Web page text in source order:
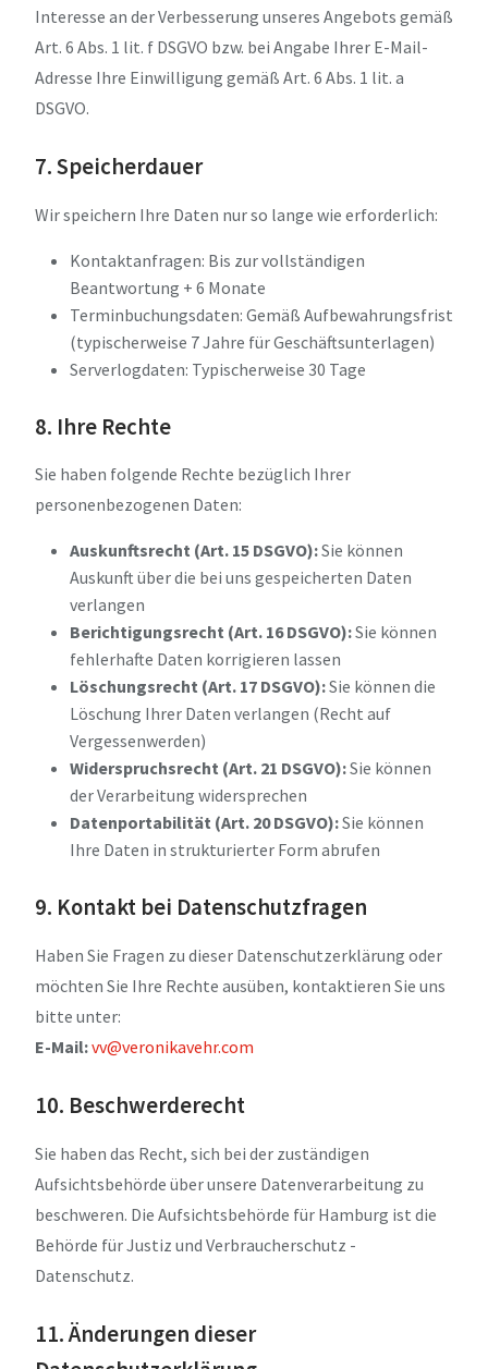
Interesse an der Verbesserung unseres Angebots gemäß
Art. 6 Abs. 1 lit. f DSGVO bzw. bei Angabe Ihrer E-Mail-
Adresse Ihre Einwilligung gemäß Art. 6 Abs. 1 lit. a
DSGVO.
7. Speicherdauer
Wir speichern Ihre Daten nur so lange wie erforderlich:
Kontaktanfragen: Bis zur vollständigen
Beantwortung + 6 Monate
Terminbuchungsdaten: Gemäß Aufbewahrungsfrist
(typischerweise 7 Jahre für Geschäftsunterlagen)
Serverlogdaten: Typischerweise 30 Tage
8. Ihre Rechte
Sie haben folgende Rechte bezüglich Ihrer
personenbezogenen Daten:
Auskunftsrecht (Art. 15 DSGVO):Sie können
Auskunft über die bei uns gespeicherten Daten
verlangen
Berichtigungsrecht (Art. 16 DSGVO):Sie können
fehlerhafte Daten korrigieren lassen
Löschungsrecht (Art. 17 DSGVO):Sie können die
Löschung Ihrer Daten verlangen (Recht auf
Vergessenwerden)
Widerspruchsrecht (Art. 21 DSGVO):Sie können
der Verarbeitung widersprechen
Datenportabilität (Art. 20 DSGVO):Sie können
Ihre Daten in strukturierter Form abrufen
9. Kontakt bei Datenschutzfragen
Haben Sie Fragen zu dieser Datenschutzerklärung oder
möchten Sie Ihre Rechte ausüben, kontaktieren Sie uns
bitte unter:
E-Mail:vv@veronikavehr.com
10. Beschwerderecht
Sie haben das Recht, sich bei der zuständigen
Aufsichtsbehörde über unsere Datenverarbeitung zu
beschweren. Die Aufsichtsbehörde für Hamburg ist die
Behörde für Justiz und Verbraucherschutz -
Datenschutz.
11. Änderungen dieser